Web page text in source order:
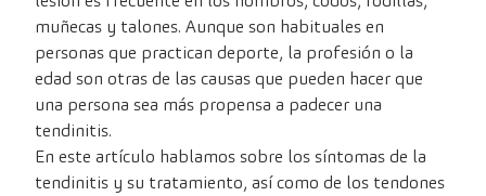
muñecas y talones. Aunque son habituales en
personas que practican deporte, la profesión o la
edad son otras de las causas que pueden hacer que
una persona sea más propensa a padecer una
tendinitis.
En este artículo hablamos sobre los síntomas de la
tendinitis y su tratamiento, así como de los tendones